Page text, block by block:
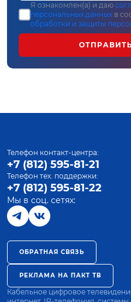
Я ознакомлен(а) и даю
персональных данных в
обработки и защиты
Телефон контакт-центра:
+7 (812) 595-81-21
Телефон тех. поддержки:
+7 (812) 595-81-22
Мы в соц. сетях:
ОБРАТНАЯ СВЯЗЬ
РЕКЛАМА НА ПАКТ ТВ
Кабельное цифровое